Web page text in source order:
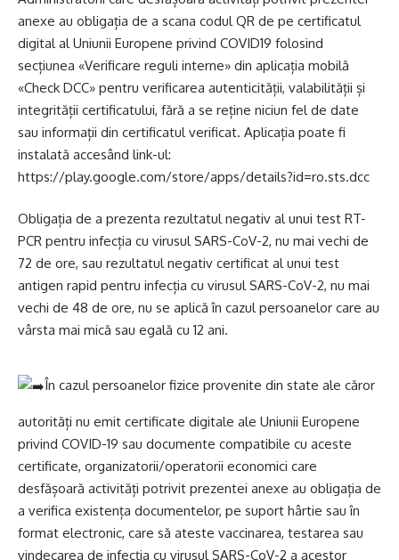
anexe au obligația de a scana codul QR de pe certificatul
digital al Uniunii Europene privind COVID19 folosind
secțiunea «Verificare reguli interne» din aplicația mobilă
«Check DCC» pentru verificarea autenticității, valabilității și
integrității certificatului, fără a se reține niciun fel de date
sau informații din certificatul verificat. Aplicația poate fi
instalată accesând link-ul:
https://play.google.com/store/apps/details?id=ro.sts.dcc
Obligația de a prezenta rezultatul negativ al unui test RT-
PCR pentru infecția cu virusul SARS-CoV-2, nu mai vechi de
72 de ore, sau rezultatul negativ certificat al unui test
antigen rapid pentru infecția cu virusul SARS-CoV-2, nu mai
vechi de 48 de ore, nu se aplică în cazul persoanelor care au
vârsta mai mică sau egală cu 12 ani.
În cazul persoanelor fizice provenite din state ale căror
autorități nu emit certificate digitale ale Uniunii Europene
privind COVID-19 sau documente compatibile cu aceste
certificate, organizatorii/operatorii economici care
desfășoară activități potrivit prezentei anexe au obligația de
a verifica existența documentelor, pe suport hârtie sau în
format electronic, care să ateste vaccinarea, testarea sau
vindecarea de infecția cu virusul SARS-CoV-2 a acestor